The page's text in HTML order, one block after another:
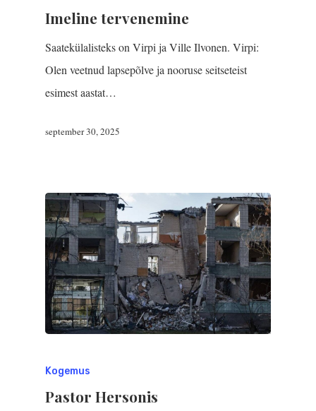
Imeline tervenemine
Saatekülalisteks on Virpi ja Ville Ilvonen. Virpi:
Olen veetnud lapsepõlve ja nooruse seitseteist
esimest aastat…
september 30, 2025
Kogemus
Pastor Hersonis